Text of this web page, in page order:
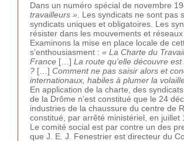
Dans un numéro spécial de novembre
travailleurs » . Les syndicats ne sont
syndicats uniques et obligatoires. Les
résister dans les mouvements et réseaux
Examinons la mise en place locale de
s’enthousiasment : « La Charte du
France […] La route qu’elle découvre
? […] Comment ne pas saisir alors et
internationaux, habiles à plumer la
En application de la charte, des
de la Drôme n’est constitué que le 24
industries de la chaussure du centre de
constitué, par arrêté ministériel, en juillet
Le comité social est par contre un des
que J. E. J. Fenestrier est directeur du